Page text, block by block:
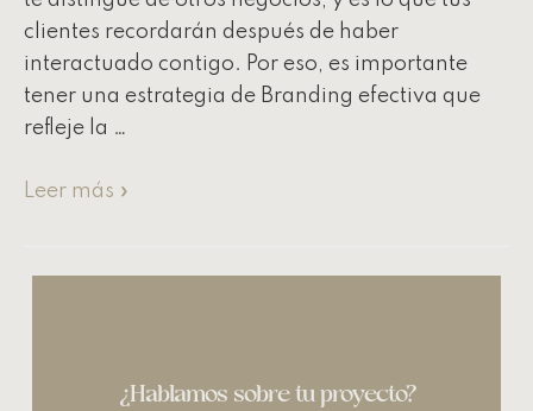
clientes recordarán después de haber
interactuado contigo. Por eso, es importante
tener una estrategia de Branding efectiva que
refleje la …
Leer más »
¿Hablamos sobre tu proyecto?